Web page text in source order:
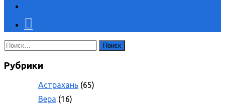
Найти:
Рубрики
Астрахань (65)
Вера (16)